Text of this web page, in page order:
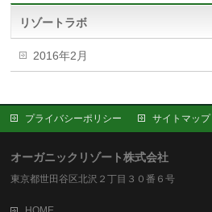
リゾートラボ
2016年2月
プライバシーポリシー サイトマップ
オーガニックリゾート株式会社
東京都世田谷区北沢２丁目３０番６号